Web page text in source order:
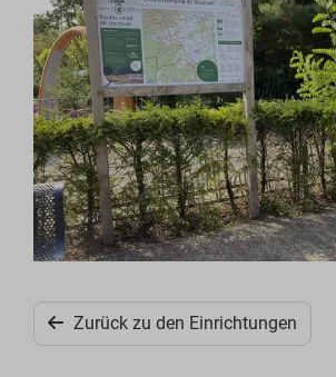
Zurück zu den Einrichtungen